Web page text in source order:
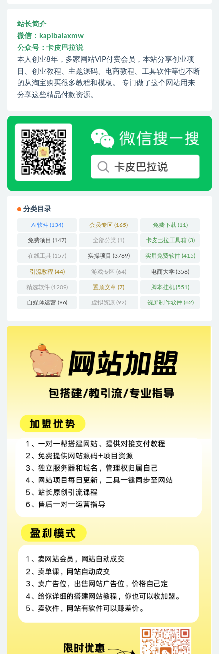
站长简介
微信：kapibalaxmw
公众号：卡皮巴拉说
本人创业8年，多家网站VIP付费会员，本站分享创业项
目、创业教程、主题源码、电商教程、工具软件等也不断
的从淘宝购买很多教程和模板。 专门做了这个网站用来
分享这些精品付款资源。
分类目录
Ai软件(134) 会员专区 (165) 免费下载 (11)
免费项目 (147) 全部分类 (1) 卡皮巴拉工具箱 (3)
在线工具 (157) 实操项目 (3789) 实用免费软件 (415)
引流教程 (44) 游戏专区 (64) 电商大学 (358)
精选软件(1209) 置顶文章 (7) 脚本挂机 (551)
自媒体运营(96) 虚拟资源(92) 视屏制作软件(62)